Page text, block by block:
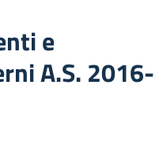
e
A.S. 2016-